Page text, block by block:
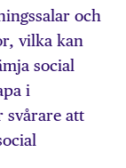
och
vilka kan
social
i
svårare att